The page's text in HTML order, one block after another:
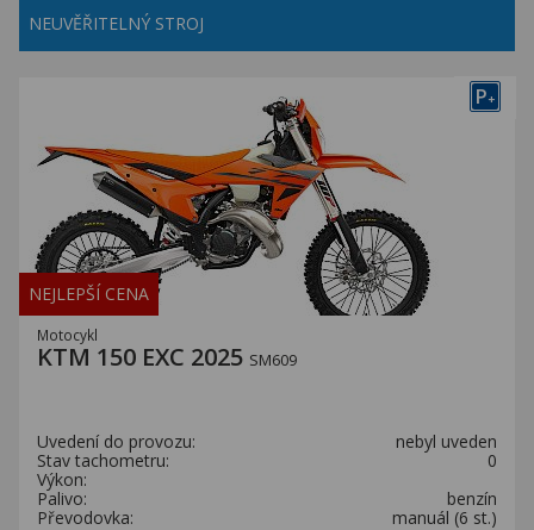
NEUVĚŘITELNÝ STROJ
P+
NEJLEPŠÍ CENA
Motocykl
KTM 150 EXC 2025 SM609
Uvedení do provozu:
nebyl uveden
Stav tachometru:
0
Výkon:
Palivo:
benzín
Převodovka:
manuál (6 st.)